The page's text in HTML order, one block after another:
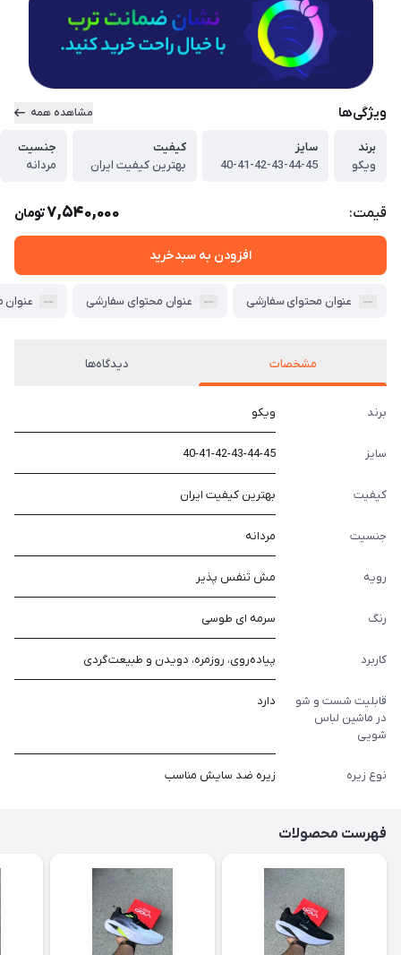
ویژگی‌ها مشاهده همه
برند
ویکو
سایز
40-41-42-43-44-45
کیفیت
بهترین کیفیت ایران
جنسیت
مردانه
قیمت: 7,540,000تومان
افزودن به سبدخرید
عنوان محتوای سفارشی عنوان محتوای سفارشی عنوان
مشخصات دیدگاه‌ها
برند ویکو
سایز 40-41-42-43-44-45
کیفیت بهترین کیفیت ایران
جنسیت مردانه
رویه مش تنفس پذیر
رنگ سرمه ای طوسی
کاربرد پیاده‌روی، روزمره، دویدن و طبیعت گردی
قابلیت شست و شو
در ماشین لباس
شویی
دارد
نوع زیره زیره ضد سایش مناسب
فهرست محصولات